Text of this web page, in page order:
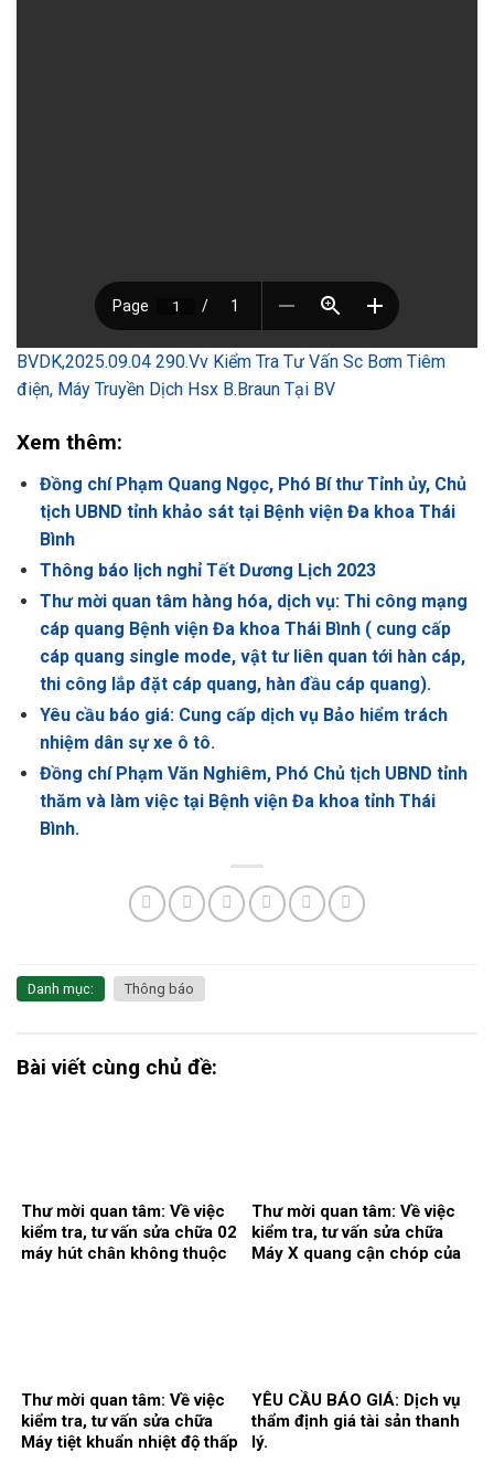
BVDK,2025.09.04 290.Vv Kiểm Tra Tư Vấn Sc Bơm Tiêm
điện, Máy Truyền Dịch Hsx B.Braun Tại BV
Xem thêm:
Đồng chí Phạm Quang Ngọc, Phó Bí thư Tỉnh ủy, Chủ
tịch UBND tỉnh khảo sát tại Bệnh viện Đa khoa Thái
Bình
Thông báo lịch nghỉ Tết Dương Lịch 2023
Thư mời quan tâm hàng hóa, dịch vụ: Thi công mạng
cáp quang Bệnh viện Đa khoa Thái Bình ( cung cấp
cáp quang single mode, vật tư liên quan tới hàn cáp,
thi công lắp đặt cáp quang, hàn đầu cáp quang).
Yêu cầu báo giá: Cung cấp dịch vụ Bảo hiểm trách
nhiệm dân sự xe ô tô.
Đồng chí Phạm Văn Nghiêm, Phó Chủ tịch UBND tỉnh
thăm và làm việc tại Bệnh viện Đa khoa tỉnh Thái
Bình.
Danh mục: Thông báo
Bài viết cùng chủ đề:
Thư mời quan tâm: Về việc
kiểm tra, tư vấn sửa chữa 02
máy hút chân không thuộc
Thư mời quan tâm: Về việc
kiểm tra, tư vấn sửa chữa
Máy X quang cận chóp của
Thư mời quan tâm: Về việc
kiểm tra, tư vấn sửa chữa
Máy tiệt khuẩn nhiệt độ thấp
YÊU CẦU BÁO GIÁ: Dịch vụ
thẩm định giá tài sản thanh
lý.